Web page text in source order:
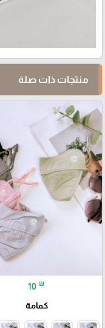
منتجات ذات صلة
10 ₪
كمامة